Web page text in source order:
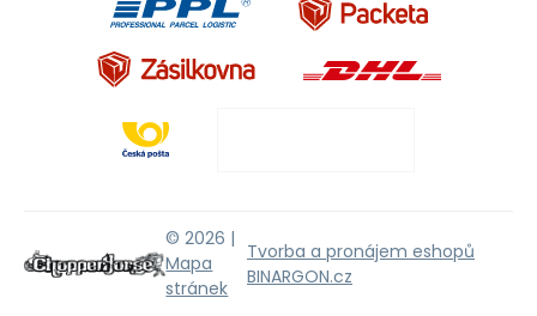
© 2026 |
Mapa
stránek
Tvorba a pronájem eshopů
BINARGON.cz